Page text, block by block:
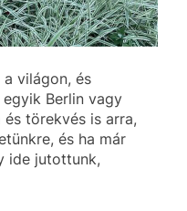
világon, és
Berlin vagy
törekvés is arra,
és ha már
ide jutottunk,